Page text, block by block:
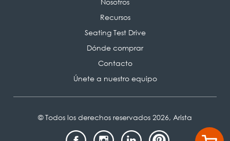
Recursos
Seating Test Drive
Dónde comprar
Contacto
Únete a nuestro equipo
© Todos los derechos reservados 2026, Arista